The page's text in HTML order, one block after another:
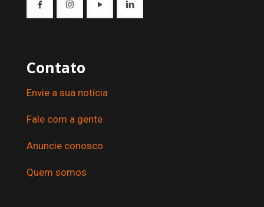
Contato
Envie a sua notícia
Fale com a gente
Anuncie conosco
Quem somos